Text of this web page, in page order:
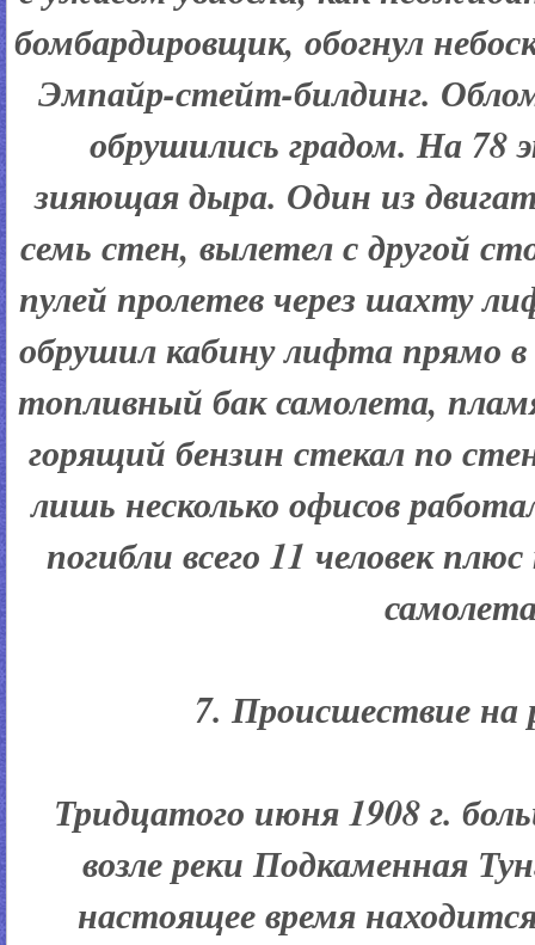
бомбардировщик, обогнул
Эмпайр-стейт-билдинг.
обрушились градом. На 78
зияющая дыра. Один из
семь стен, вылетел с другой
пулей пролетев через шахту
обрушил кабину лифта прямо в
топливный бак самолета,
горящий бензин стекал по
лишь несколько офисов
погибли всего 11 человек
7. Происшествие на
Тридцатого июня 1908 г.
возле реки Подкаменная
настоящее время